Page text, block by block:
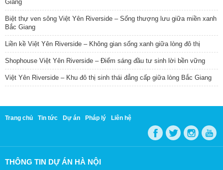
Giang
Biệt thự ven sông Việt Yên Riverside – Sống thượng lưu giữa miền xanh
Bắc Giang
Liền kề Việt Yên Riverside – Không gian sống xanh giữa lòng đô thị
Shophouse Việt Yên Riverside – Điểm sáng đầu tư sinh lời bền vững
Việt Yên Riverside – Khu đô thị sinh thái đẳng cấp giữa lòng Bắc Giang
Trang chủ Tin tức Dự án Pháp lý Liên hệ
THÔNG TIN DỰ ÁN HÀ NỘI